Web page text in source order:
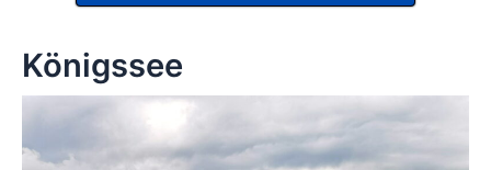
Königssee